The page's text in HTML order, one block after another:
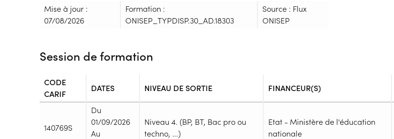
Mise à jour :
07/08/2026
Formation :
ONISEP_TYPDISP.30_AD.18303
Source : Flux
ONISEP
Session de formation
CODE
CARIF
DATES NIVEAU DE SORTIE FINANCEUR(S)
140769S
Du
01/09/2026
Au
Niveau 4. (BP, BT, Bac pro ou
techno, ...)
Etat - Ministère de l'éducation
nationale